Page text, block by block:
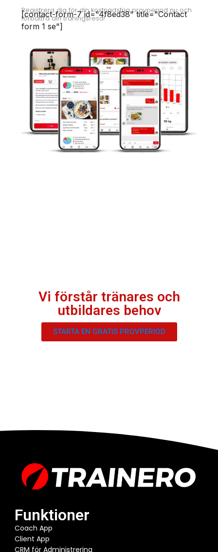
Registrera dig för din kostnadsfria provperiod nu och
förbättra din träningsresa!
[contact-form-7 id="4f8ed38" title="Contact
form 1 se"]
Vi förstår tränares och
utbildares behov
STARTA EN GRATIS PROVPERIOD
Funktioner
Coach App
Client App
CRM för Administrering